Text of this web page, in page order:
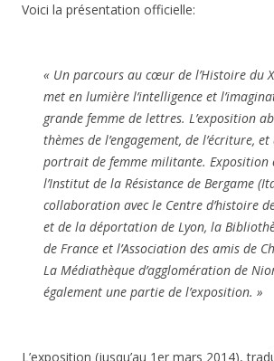
Voici la présentation officielle:
« Un parcours au cœur de l’Histoire du
met en lumière l’intelligence et
grande femme de lettres. L’exposition
thèmes de l’engagement, de l’écriture,
portrait de femme militante. Exposition
l’Institut de la Résistance de Bergame
collaboration avec le Centre d’histoire
et de la déportation de Lyon, la
de France et l’Association des amis de
La Médiathèque d’agglomération de
également une partie de l’exposition. »
L’exposition (jusqu’au 1er mars 2014),